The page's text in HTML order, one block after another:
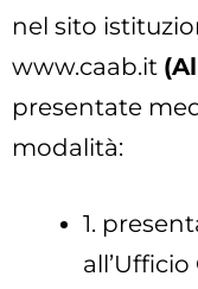
nel sito
www.caab.it
presentate
modalità:
1.